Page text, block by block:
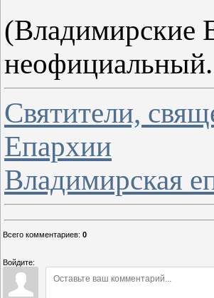
(Владимирские
Святители,
Епархии
Владимирская
Всего комментариев: 0
Войдите: